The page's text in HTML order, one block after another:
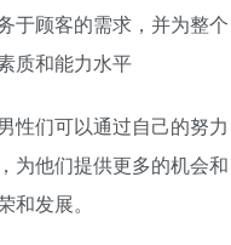
于顾客的需求，并为整个
质和能力水平
性们可以通过自己的努力
为他们提供更多的机会和
发展。